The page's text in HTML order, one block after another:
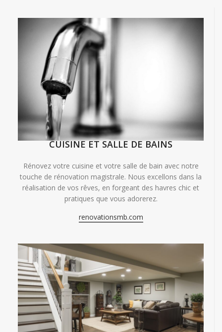
CUISINE ET SALLE DE BAINS
Rénovez votre cuisine et votre salle de bain avec notre
touche de rénovation magistrale. Nous excellons dans la
réalisation de vos rêves, en forgeant des havres chic et
pratiques que vous adorerez.
renovationsmb.com